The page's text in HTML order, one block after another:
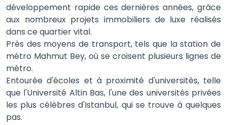
développement rapide ces dernières années, grâce
aux nombreux projets immobiliers de luxe réalisés
dans ce quartier vital.
Près des moyens de transport, tels que la station de
métro Mahmut Bey, où se croisent plusieurs lignes de
métro.
Entourée d'écoles et à proximité d'universités, telle
que l'Université Altin Bas, l'une des universités privées
les plus célèbres d'Istanbul, qui se trouve à quelques
pas.